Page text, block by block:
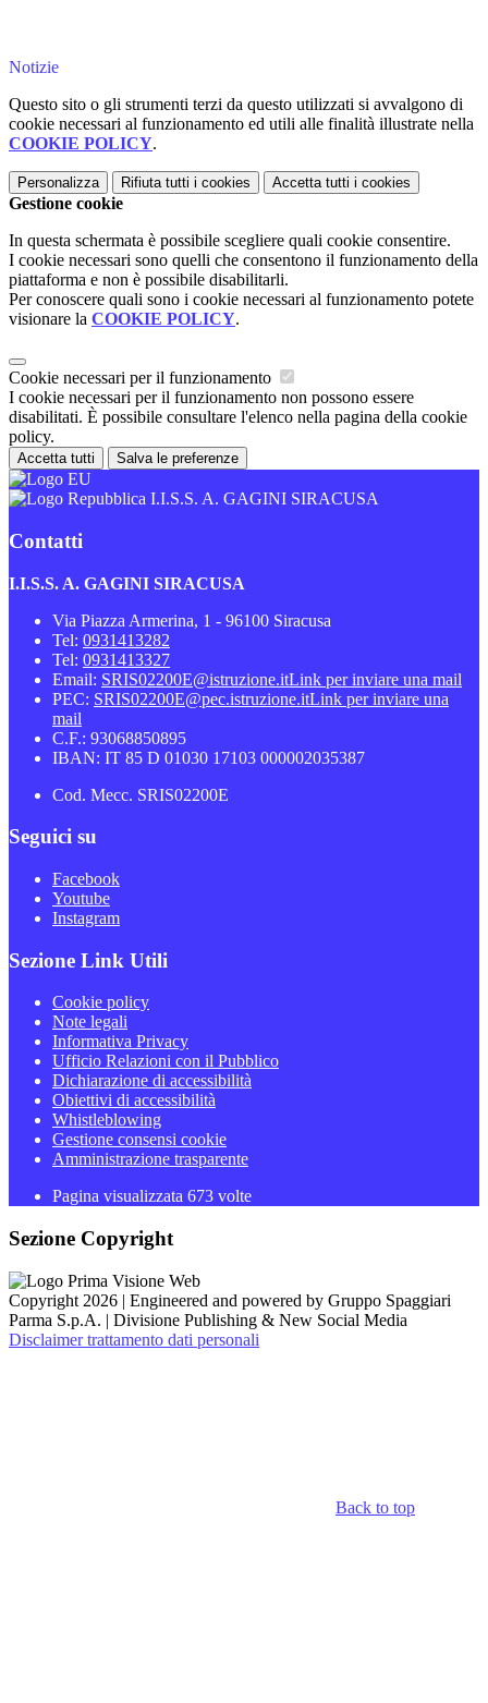
Notizie
Questo sito o gli strumenti terzi da questo utilizzati si avvalgono di
cookie necessari al funzionamento ed utili alle finalità illustrate nella
COOKIE POLICY.
Personalizza Rifiuta tutti i cookies Accetta tutti i cookies
Gestione cookie
In questa schermata è possibile scegliere quali cookie consentire.
I cookie necessari sono quelli che consentono il funzionamento della
piattaforma e non è possibile disabilitarli.
Per conoscere quali sono i cookie necessari al funzionamento potete
visionare la COOKIE POLICY.
Cookie necessari per il funzionamento
I cookie necessari per il funzionamento non possono essere
disabilitati. È possibile consultare l'elenco nella pagina della cookie
policy.
Accetta tutti Salva le preferenze
I.I.S.S. A. GAGINI SIRACUSA
Contatti
I.I.S.S. A. GAGINI SIRACUSA
Via Piazza Armerina, 1 - 96100 Siracusa
Tel: 0931413282
Tel: 0931413327
Email: SRIS02200E@istruzione.itLink per inviare una mail
PEC: SRIS02200E@pec.istruzione.itLink per inviare una
mail
C.F.: 93068850895
IBAN: IT 85 D 01030 17103 000002035387
Cod. Mecc. SRIS02200E
Seguici su
Facebook
Youtube
Instagram
Sezione Link Utili
Cookie policy
Note legali
Informativa Privacy
Ufficio Relazioni con il Pubblico
Dichiarazione di accessibilità
Obiettivi di accessibilità
Whistleblowing
Gestione consensi cookie
Amministrazione trasparente
Pagina visualizzata 673 volte
Sezione Copyright
Copyright 2026 | Engineered and powered by Gruppo Spaggiari
Parma S.p.A. | Divisione Publishing & New Social Media
Disclaimer trattamento dati personali
Back to top